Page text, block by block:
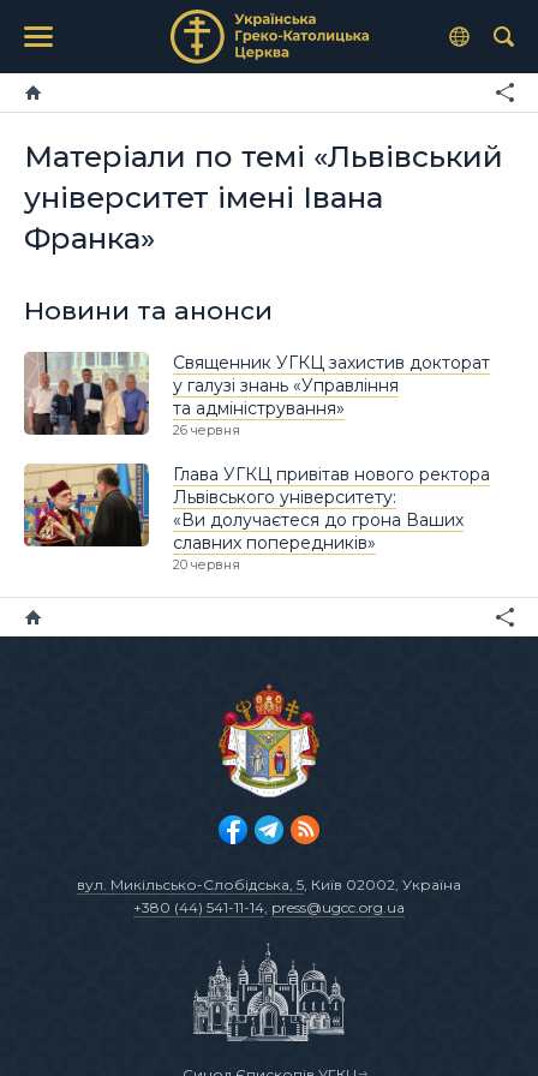
Матеріали по темі «Львівський
університет імені Івана
Франка»
Новини та анонси
Священник УГКЦ захистив докторат
у галузі знань «Управління
та адміністрування»
26 червня
Глава УГКЦ привітав нового ректора
Львівського університету:
«Ви долучаєтеся до грона Ваших
славних попередників»
20 червня
вул. Микільсько-Слобідська, 5, Київ 02002, Україна
+380 (44) 541-11-14, press@ugcc.org.ua